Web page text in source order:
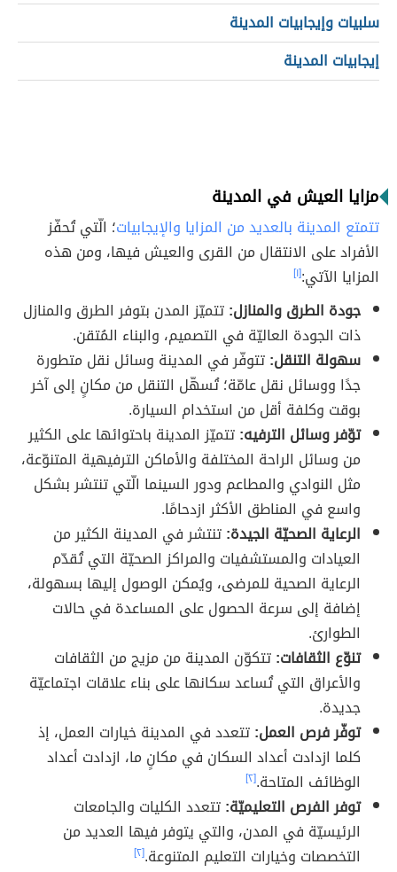
سلبيات وإيجابيات المدينة
إيجابيات المدينة
مزايا العيش في المدينة
تتمتع المدينة بالعديد من المزايا والإيجابيات؛ الّتي تُحفّز
الأفراد على الانتقال من القرى والعيش فيها، ومن هذه
المزايا الآتي:[١]
جودة الطرق والمنازل:تتميّز المدن بتوفر الطرق والمنازل
ذات الجودة العاليّة في التصميم، والبناء المُتقن.
سهولة التنقل:تتوفّر في المدينة وسائل نقل متطورة
جدًا ووسائل نقل عامّة؛ تُسهّل التنقل من مكانٍ إلى آخر
بوقت وكلفة أقل من استخدام السيارة.
توّفر وسائل الترفيه:تتميّز المدينة باحتوائها على الكثير
من وسائل الراحة المختلفة والأماكن الترفيهية المتنوّعة،
مثل النوادي والمطاعم ودور السينما الّتي تنتشر بشكل
واسع في المناطق الأكثر ازدحامًا.
الرعاية الصحيّة الجيدة:تنتشر في المدينة الكثير من
العيادات والمستشفيات والمراكز الصحيّة التي تُقدّم
الرعاية الصحية للمرضى، ويُمكن الوصول إليها بسهولة،
إضافة إلى سرعة الحصول على المساعدة في حالات
الطوارئ.
تنوّع الثقافات:تتكوّن المدينة من مزيج من الثقافات
والأعراق التي تُساعد سكانها على بناء علاقات اجتماعيّة
جديدة.
توفّر فرص العمل:تتعدد في المدينة خيارات العمل، إذ
كلما ازدادت أعداد السكان في مكانٍ ما، ازدادت أعداد
الوظائف المتاحة.[٢]
توفر الفرص التعليميّة:تتعدد الكليات والجامعات
الرئيسيّة في المدن، والتي يتوفر فيها العديد من
التخصصات وخيارات التعليم المتنوعة.[٢]